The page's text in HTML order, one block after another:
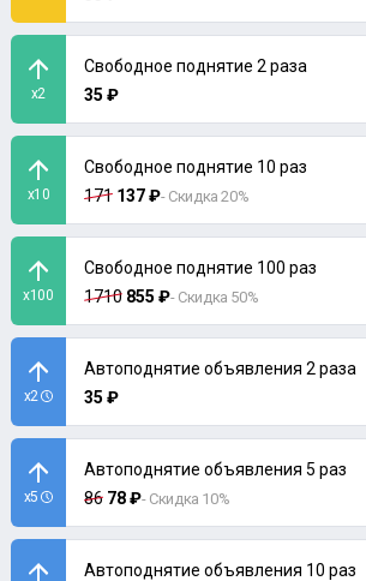
x2
Свободное поднятие 2 раза
35 ₽
x10
Свободное поднятие 10 раз
171 137 ₽- Скидка 20%
x100
Свободное поднятие 100 раз
1710 855 ₽- Скидка 50%
x2
Автоподнятие объявления 2 раза
35 ₽
x5
Автоподнятие объявления 5 раз
86 78 ₽- Скидка 10%
Автоподнятие объявления 10 раз